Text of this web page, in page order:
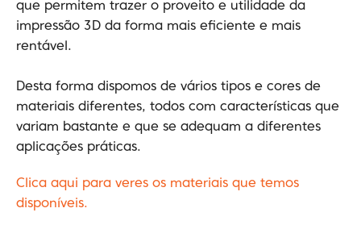
que permitem trazer o proveito e utilidade da
impressão 3D da forma mais eficiente e mais
rentável.
Desta forma dispomos de vários tipos e cores de
materiais diferentes, todos com características que
variam bastante e que se adequam a diferentes
aplicações práticas.
Clica aqui para veres os materiais que temos
disponíveis.